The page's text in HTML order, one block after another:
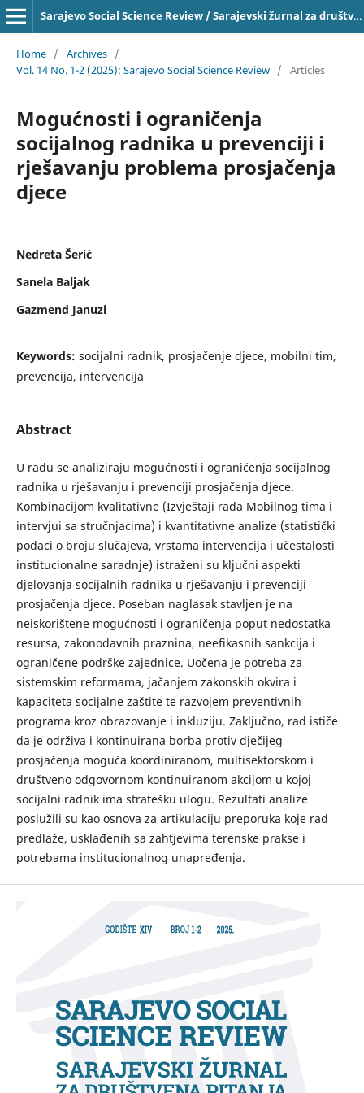
Sarajevo Social Science Review / Sarajevski žurnal za društvena pitanja, ISSN 2303-4033 on-line
Home / Archives /
Vol. 14 No. 1-2 (2025): Sarajevo Social Science Review / Articles
Mogućnosti i ograničenja
socijalnog radnika u prevenciji i
rješavanju problema prosjačenja
djece
Nedreta Šerić
Sanela Baljak
Gazmend Januzi
Keywords: socijalni radnik, prosjačenje djece, mobilni tim,
prevencija, intervencija
Abstract
U radu se analiziraju mogućnosti i ograničenja socijalnog
radnika u rješavanju i prevenciji prosjačenja djece.
Kombinacijom kvalitativne (Izvještaji rada Mobilnog tima i
intervjui sa stručnjacima) i kvantitativne analize (statistički
podaci o broju slučajeva, vrstama intervencija i učestalosti
institucionalne saradnje) istraženi su ključni aspekti
djelovanja socijalnih radnika u rješavanju i prevenciji
prosjačenja djece. Poseban naglasak stavljen je na
neiskorištene mogućnosti i ograničenja poput nedostatka
resursa, zakonodavnih praznina, neefikasnih sankcija i
ograničene podrške zajednice. Uočena je potreba za
sistemskim reformama, jačanjem zakonskih okvira i
kapaciteta socijalne zaštite te razvojem preventivnih
programa kroz obrazovanje i inkluziju. Zaključno, rad ističe
da je održiva i kontinuirana borba protiv dječijeg
prosjačenja moguća koordiniranom, multisektorskom i
društveno odgovornom kontinuiranom akcijom u kojoj
socijalni radnik ima stratešku ulogu. Rezultati analize
poslužili su kao osnova za artikulaciju preporuka koje rad
predlaže, usklađenih sa zahtjevima terenske prakse i
potrebama institucionalnog unapređenja.